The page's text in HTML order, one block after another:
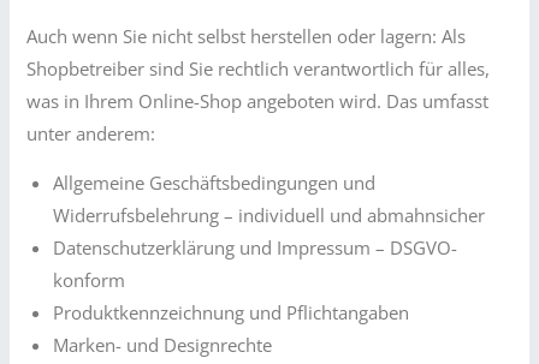
Auch wenn Sie nicht selbst herstellen oder lagern: Als
Shopbetreiber sind Sie rechtlich verantwortlich für alles,
was in Ihrem Online-Shop angeboten wird. Das umfasst
unter anderem:
Allgemeine Geschäftsbedingungen und
Widerrufsbelehrung – individuell und abmahnsicher
Datenschutzerklärung und Impressum – DSGVO-
konform
Produktkennzeichnung und Pflichtangaben
Marken- und Designrechte